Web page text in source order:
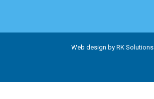
Web design by RK Solutions